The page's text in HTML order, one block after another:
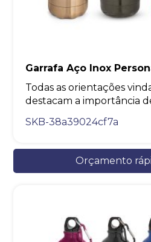
Garrafa Aço Inox
Todas as orientações
destacam a importância
SKB-38a39024cf7a
Orçamento